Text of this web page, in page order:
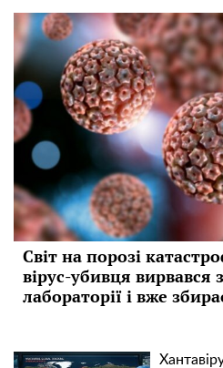
Світ на порозі
вірус-убивця вирвався
лабораторії і вже